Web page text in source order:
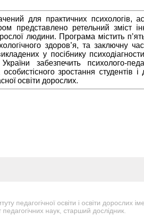
для практичних психологів,
представлено ретельний зміст
людини. Програма містить
здоров’я, та заключну
у посібнику
забезпечить психолого-
особистісного зростання
освіти дорослих.
педагогічної освіти і освіти дорослих
наук, старший дослідник.